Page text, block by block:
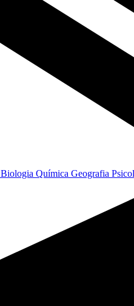
Biologia Química Geografia